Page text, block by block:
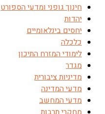
חינוך גופני ומדעי הספורט
יהדות
יחסים בינלאומיים
כלכלה
לימודי המזרח התיכון
מגדר
מדיניות ציבורית
מדעי המדינה
מדעי המחשב